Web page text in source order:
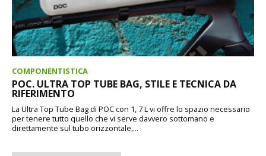
COMPONENTISTICA
POC. ULTRA TOP TUBE BAG, STILE E TECNICA DA
RIFERIMENTO
La Ultra Top Tube Bag di POC con 1, 7 L vi offre lo spazio necessario
per tenere tutto quello che vi serve davvero sottomano e
direttamente sul tubo orizzontale,...